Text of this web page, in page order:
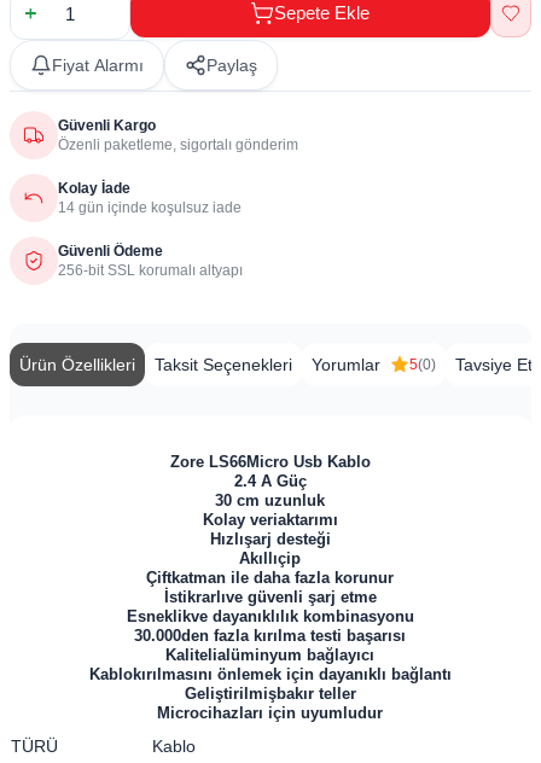
Sepete Ekle
Fiyat Alarmı Paylaş
Güvenli Kargo
Özenli paketleme, sigortalı gönderim
Kolay İade
14 gün içinde koşulsuz iade
Güvenli Ödeme
256-bit SSL korumalı altyapı
Ürün Özellikleri Taksit Seçenekleri Yorumlar 5(0) Tavsiye Et
Zore LS66Micro Usb Kablo
2.4 A Güç
30 cm uzunluk
Kolay veriaktarımı
Hızlışarj desteği
Akıllıçip
Çiftkatman ile daha fazla korunur
İstikrarlıve güvenli şarj etme
Esneklikve dayanıklılık kombinasyonu
30.000den fazla kırılma testi başarısı
Kalitelialüminyum bağlayıcı
Kablokırılmasını önlemek için dayanıklı bağlantı
Geliştirilmişbakır teller
Microcihazları için uyumludur
TÜRÜ
Kablo